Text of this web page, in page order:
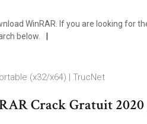
WinRAR. If you are looking for
below.
(x32/x64) | TrucNet
Crack Gratuit